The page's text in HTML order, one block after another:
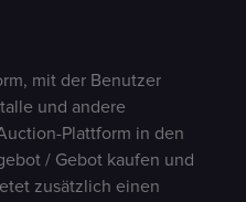
mit der Benutzer
und andere
Plattform in den
/ Gebot kaufen und
zusätzlich einen